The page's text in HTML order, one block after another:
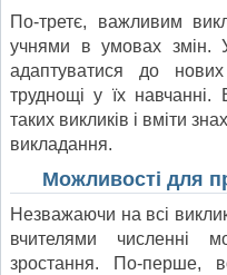
По-третє, важливим
учнями в умовах змін.
адаптуватися до
труднощі у їх навчанні.
таких викликів і вміти
викладання.
Можливості для
Незважаючи на всі
вчителями численні
зростання. По-перше,